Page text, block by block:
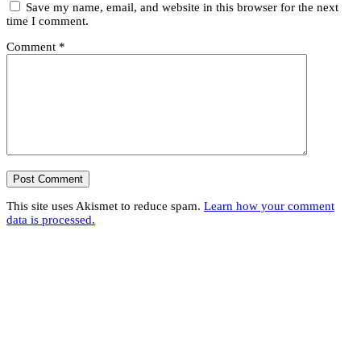
Save my name, email, and website in this browser for the next
time I comment.
Comment *
This site uses Akismet to reduce spam. Learn how your comment
data is processed.